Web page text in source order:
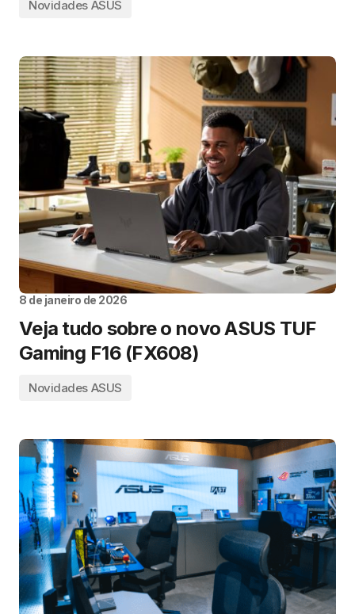
Novidades ASUS
8 de janeiro de 2026
Veja tudo sobre o novo ASUS TUF
Gaming F16 (FX608)
Novidades ASUS